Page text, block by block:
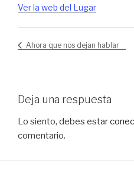
Ver la web del Lugar
Ahora que nos dejan hablar
Deja una respuesta
Lo siento, debes estar
comentario.